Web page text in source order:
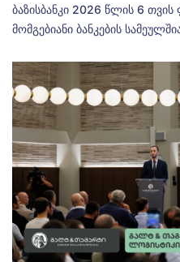
ბაზისბანკი 2026 წლის 6 თვის
მომგებიანი ბანკების